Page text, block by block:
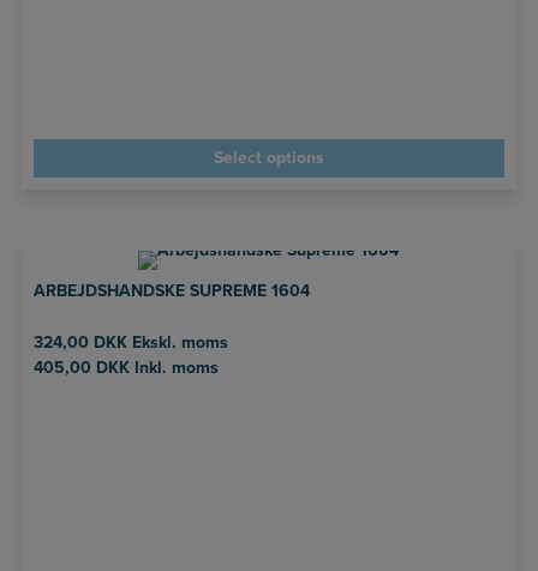
Select options
ARBEJDSHANDSKE SUPREME 1604
324,00 DKKEkskl. moms
405,00 DKKInkl. moms